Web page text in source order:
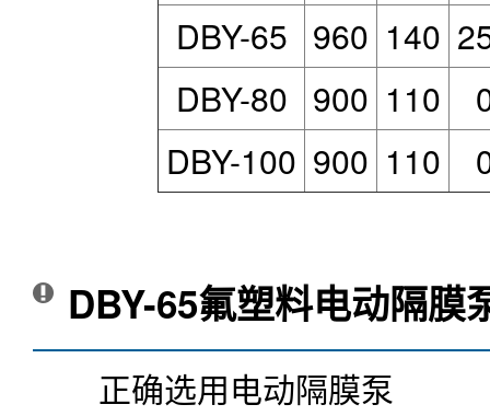
DBY-65 960 140
DBY-80 900 110
DBY-100 900 110
DBY-65氟塑料电动隔膜
正确选用电动隔膜泵